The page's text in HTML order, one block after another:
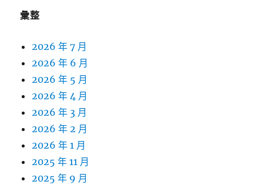
彙整
2026 年 7 月
2026 年 6 月
2026 年 5 月
2026 年 4 月
2026 年 3 月
2026 年 2 月
2026 年 1 月
2025 年 11 月
2025 年 9 月